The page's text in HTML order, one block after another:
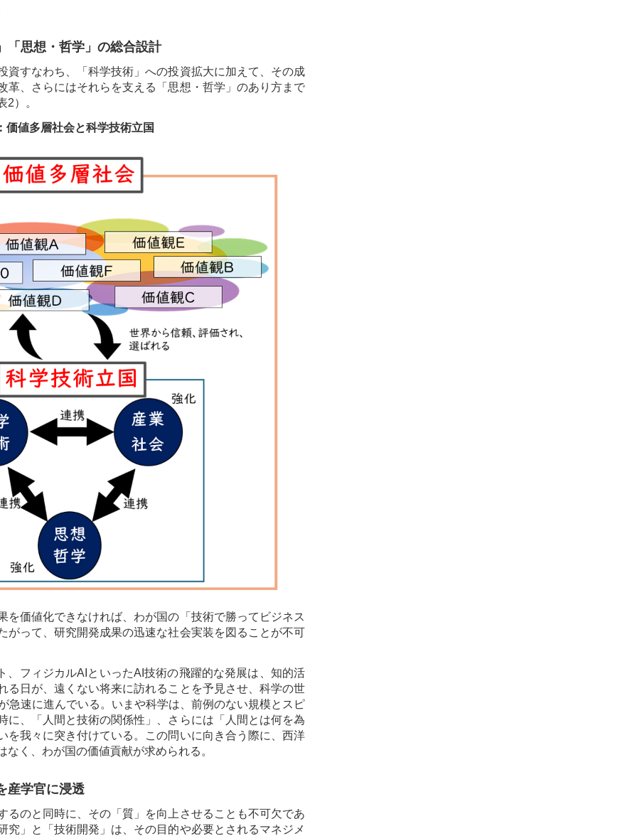
「思想・哲学」の総合設計
資すなわち、「科学技術」への投資拡大に加えて、その成
革、さらにはそれらを支える「思想・哲学」のあり方まで
2）。
価値多層社会と科学技術立国
を価値化できなければ、わが国の「技術で勝ってビジネス
がって、研究開発成果の迅速な社会実装を図ることが不可
、フィジカルAIといったAI技術の飛躍的な発展は、知的活
る日が、遠くない将来に訪れることを予見させ、科学の世
急速に進んでいる。いまや科学は、前例のない規模とスピ
に、「人間と技術の関係性」、さらには「人間とは何を為
を我々に突き付けている。この問いに向き合う際に、西洋
く、わが国の価値貢献が求められる。
産学官に浸透
るのと同時に、その「質」を向上させることも不可欠であ
究」と「技術開発」は、その目的や必要とされるマネジメ